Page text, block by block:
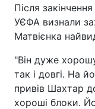
Після закінчення
УЄФА визнали
Матвієнка
"Він дуже
так і довгі. На
привів Шахтар
хороші блоки.